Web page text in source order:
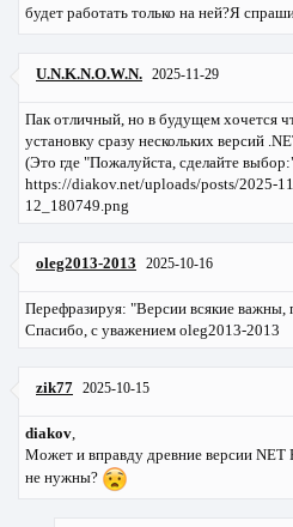
будет работать только на ней?Я
U.N.K.N.O.W.N. 2025-11-29
Пак отличный, но в будущем хочется
установку сразу нескольких версий
(Это где "Пожалуйста, сделайте
https://diakov.net/uploads/posts/2025-
12_180749.png
oleg2013-2013 2025-10-16
Перефразируя: "Версии всякие
Спасибо, с уважением oleg2013-2013
zik77 2025-10-15
diakov
Может и вправду древние версии NET
не нужны?